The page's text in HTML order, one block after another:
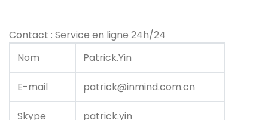
Contact : Service en ligne 24h/24
Nom
Patrick.Yin
E-mail patrick@inmind.com.cn
Skype patrick.yin